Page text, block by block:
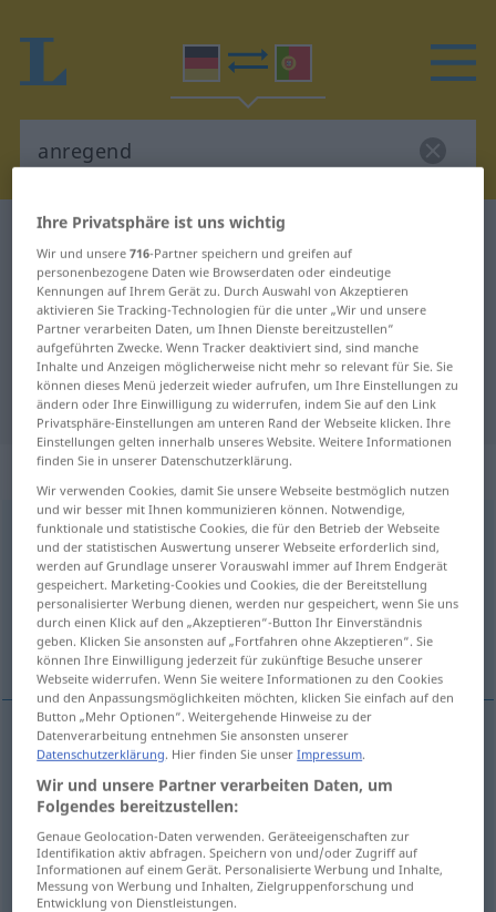
Deutsch-Portugiesisch Wörterbuch
Deutsch-Portugiesisch
Übersetzung für "anregend"
"anregend" Portugiesisch
Übersetzung
„anregend“
anregend
Übersicht aller Übersetzungen
(Für mehr Details die Übersetzung anklicken/antippen)
animador, estimulante, sugestivo
animador anregend
estimulante anregend MED
sugestivo anregendgeistig
Ihre Privatsphäre ist uns wichtig
Wir und unsere716-Partner speichern und greifen auf
personenbezogene Daten wie Browserdaten oder eindeutige
Kennungen auf Ihrem Gerät zu. Durch Auswahl von Akzeptieren
aktivieren Sie Tracking-Technologien für die unter „Wir und unsere
Partner verarbeiten Daten, um Ihnen Dienste bereitzustellen“
aufgeführten Zwecke. Wenn Tracker deaktiviert sind, sind manche
Inhalte und Anzeigen möglicherweise nicht mehr so relevant für Sie. Sie
können dieses Menü jederzeit wieder aufrufen, um Ihre Einstellungen zu
ändern oder Ihre Einwilligung zu widerrufen, indem Sie auf den Link
Privatsphäre-Einstellungen am unteren Rand der Webseite klicken. Ihre
Einstellungen gelten innerhalb unseres Website. Weitere Informationen
finden Sie in unserer Datenschutzerklärung.
Wir verwenden Cookies, damit Sie unsere Webseite bestmöglich nutzen
und wir besser mit Ihnen kommunizieren können. Notwendige,
funktionale und statistische Cookies, die für den Betrieb der Webseite
und der statistischen Auswertung unserer Webseite erforderlich sind,
werden auf Grundlage unserer Vorauswahl immer auf Ihrem Endgerät
gespeichert. Marketing-Cookies und Cookies, die der Bereitstellung
personalisierter Werbung dienen, werden nur gespeichert, wenn Sie uns
durch einen Klick auf den „Akzeptieren“-Button Ihr Einverständnis
geben. Klicken Sie ansonsten auf „Fortfahren ohne Akzeptieren“. Sie
können Ihre Einwilligung jederzeit für zukünftige Besuche unserer
Webseite widerrufen. Wenn Sie weitere Informationen zu den Cookies
und den Anpassungsmöglichkeiten möchten, klicken Sie einfach auf den
Button „Mehr Optionen“. Weitergehende Hinweise zu der
Datenverarbeitung entnehmen Sie ansonsten unserer
Datenschutzerklärung. Hier finden Sie unserImpressum.
Wir und unsere Partner verarbeiten Daten, um
Folgendes bereitzustellen:
Genaue Geolocation-Daten verwenden. Geräteeigenschaften zur
Identifikation aktiv abfragen. Speichern von und/oder Zugriff auf
Informationen auf einem Gerät. Personalisierte Werbung und Inhalte,
Messung von Werbung und Inhalten, Zielgruppenforschung und
Entwicklung von Dienstleistungen.